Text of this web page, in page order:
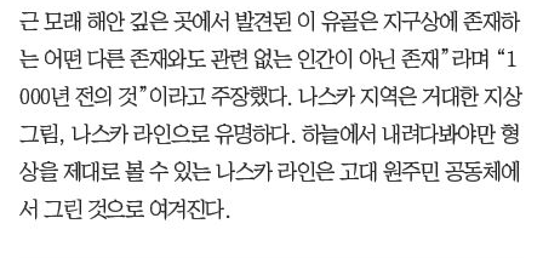
근 모래 해안 깊은 곳에서 발견된 이 유골은 지구상에 존재하
는 어떤 다른 존재와도 관련 없는 인간이 아닌 존재”라며 “1
000년 전의 것”이라고 주장했다. 나스카 지역은 거대한 지상
그림, 나스카 라인으로 유명하다. 하늘에서 내려다봐야만 형
상을 제대로 볼 수 있는 나스카 라인은 고대 원주민 공동체에
서 그린 것으로 여겨진다.